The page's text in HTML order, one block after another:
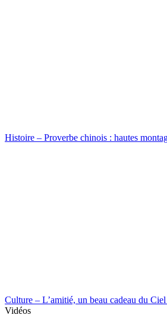
Histoire – Proverbe chinois : hautes
Culture – L’amitié, un beau cadeau du
Vidéos